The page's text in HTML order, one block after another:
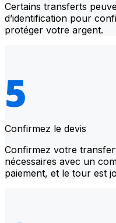
Certains transferts
d’identification pour
protéger votre argent.
Confirmez le devis
Confirmez votre
nécessaires avec un
paiement, et le tour est